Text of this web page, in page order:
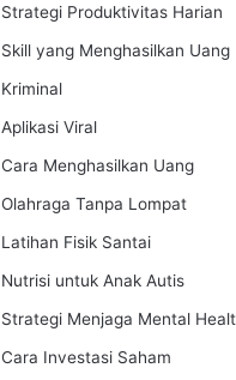
Strategi Produktivitas Harian
Skill yang Menghasilkan Uang
Kriminal
Aplikasi Viral
Cara Menghasilkan Uang
Olahraga Tanpa Lompat
Latihan Fisik Santai
Nutrisi untuk Anak Autis
Strategi Menjaga Mental
Cara Investasi Saham